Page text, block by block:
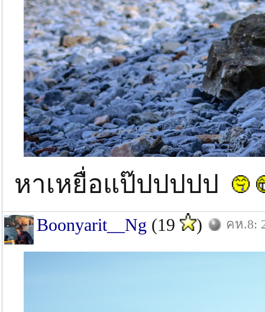
หาเหยื่อแป๊ปปปปป
Boonyarit__Ng (19 ) คห.8: